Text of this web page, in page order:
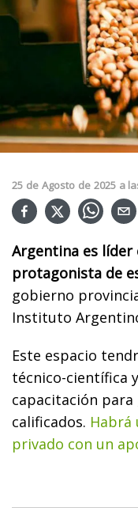
25 de Agosto de 2025 a
Argentina es líder
protagonista de
gobierno
Instituto
Este espacio
técnico-científica
capacitación
calificados. Habrá
privado con un